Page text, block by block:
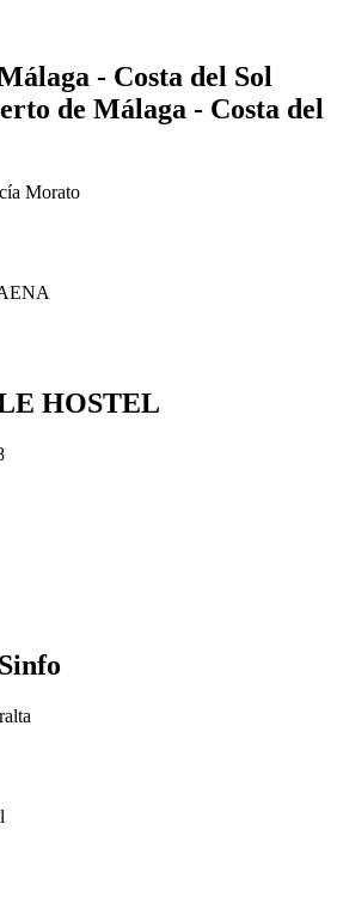
- Costa del Sol
de Málaga - Costa del
Morato
HOSTEL